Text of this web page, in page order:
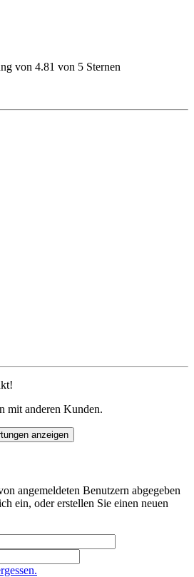
von 4.81 von 5 Sternen
mit anderen Kunden.
anzeigen
angemeldeten Benutzern abgegeben
ein, oder erstellen Sie einen neuen